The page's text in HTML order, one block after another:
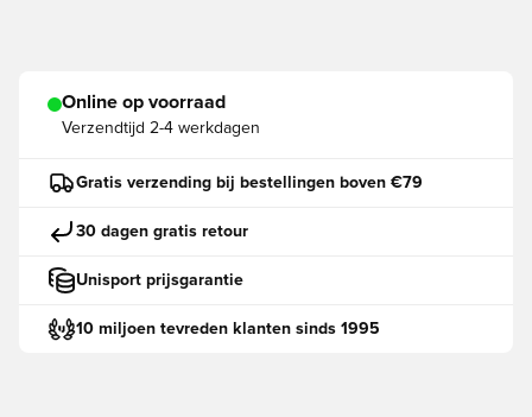
Online op voorraad
Verzendtijd 2-4 werkdagen
Gratis verzending bij bestellingen boven €79
30 dagen gratis retour
Unisport prijsgarantie
10 miljoen tevreden klanten sinds 1995